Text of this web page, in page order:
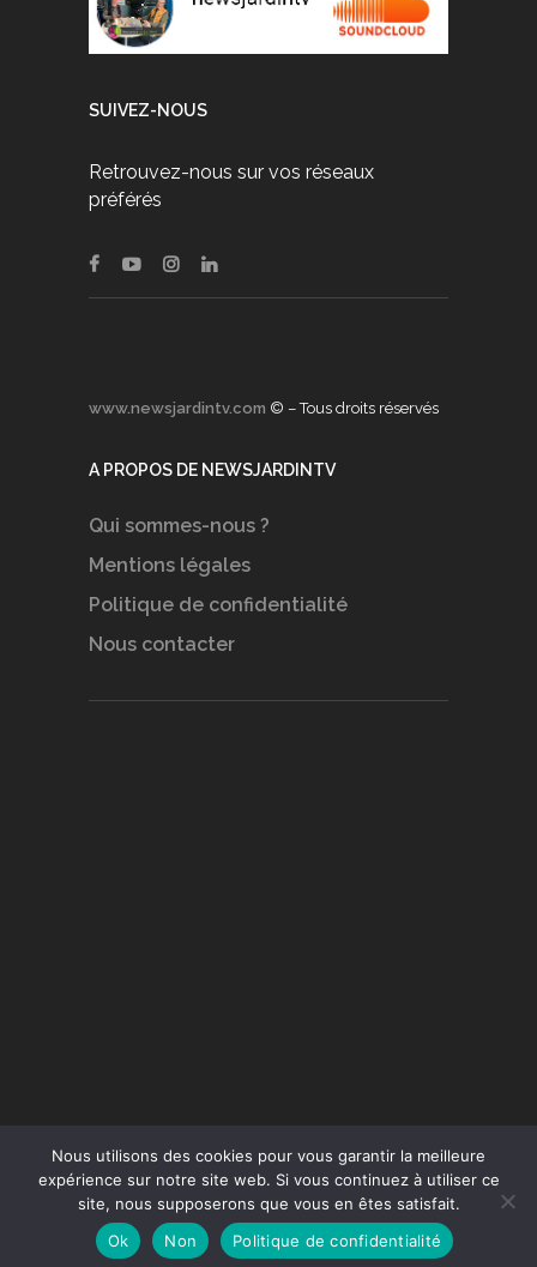
SUIVEZ-NOUS
Retrouvez-nous sur vos réseaux
préférés
www.newsjardintv.com © – Tous droits réservés
A PROPOS DE NEWSJARDINTV
Qui sommes-nous ?
Mentions légales
Politique de confidentialité
Nous contacter
Conception du site :Agence Jus de Citron
Nous utilisons des cookies pour vous garantir la meilleure
expérience sur notre site web. Si vous continuez à utiliser ce
site, nous supposerons que vous en êtes satisfait.
Ok
Non Politique de confidentialité